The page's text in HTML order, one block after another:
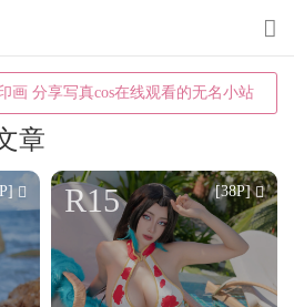
画 分享写真cos在线观看的无名小站
T
o
e
n
v
章
R15 [38P]